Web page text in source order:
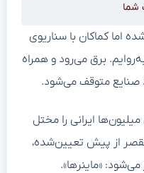
شما
اما کماکان با سناریوی
برق می‌رود و همراه
صنایع متوقف می‌شود.
ایرانی را مختل
از پیش تعیین‌شده،
«ماینرها».